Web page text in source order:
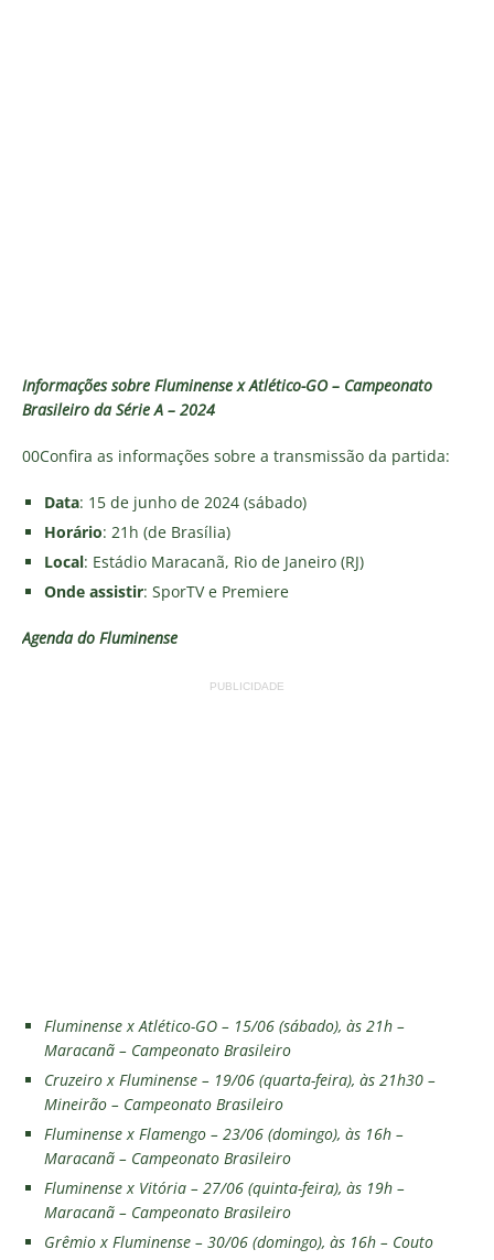
Informações sobre Fluminense x Atlético-GO – Campeonato
Brasileiro da Série A – 2024
00Confira as informações sobre a transmissão da partida:
Data: 15 de junho de 2024 (sábado)
Horário: 21h (de Brasília)
Local: Estádio Maracanã, Rio de Janeiro (RJ)
Onde assistir: SporTV e Premiere
Agenda do Fluminense
PUBLICIDADE
Fluminense x Atlético-GO – 15/06 (sábado), às 21h –
Maracanã – Campeonato Brasileiro
Cruzeiro x Fluminense – 19/06 (quarta-feira), às 21h30 –
Mineirão – Campeonato Brasileiro
Fluminense x Flamengo – 23/06 (domingo), às 16h –
Maracanã – Campeonato Brasileiro
Fluminense x Vitória – 27/06 (quinta-feira), às 19h –
Maracanã – Campeonato Brasileiro
Grêmio x Fluminense – 30/06 (domingo), às 16h – Couto